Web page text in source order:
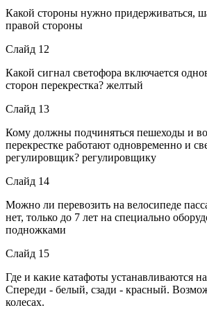
Какой стороны нужно придерживаться,
правой стороны
Слайд 12
Какой сигнал светофора включается
сторон перекрестка? желтый
Слайд 13
Кому должны подчиняться пешеходы и
перекрестке работают одновременно и
регулировщик? регулировщику
Слайд 14
Можно ли перевозить на велосипеде
нет, только до 7 лет на специально
подножками
Слайд 15
Где и какие катафоты устанавливаются
Спереди - белый, сзади - красный.
колесах.